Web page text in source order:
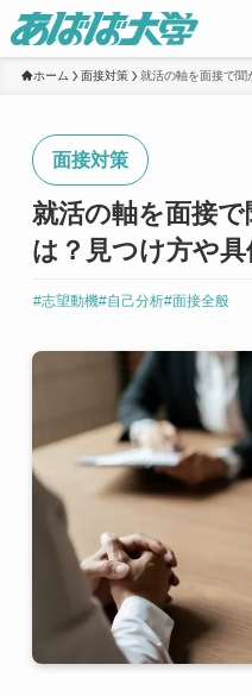
ホーム 面接対策 就活の軸を面接で聞
面接対策
就活の軸を面接
は？見つけ方や
#志望動機#自己分析#面接全般